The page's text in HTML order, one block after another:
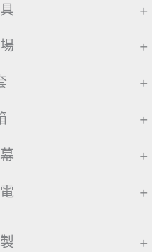
+
+
+
+
+
+
+